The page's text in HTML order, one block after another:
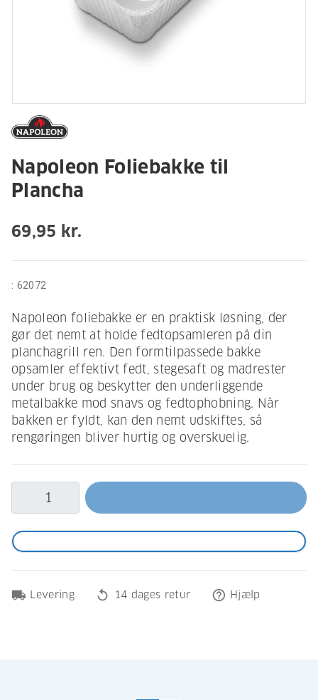
Napoleon Foliebakke til
Plancha
69,95 kr.
: 62072
Napoleon foliebakke er en praktisk løsning, der
gør det nemt at holde fedtopsamleren på din
planchagrill ren. Den formtilpassede bakke
opsamler effektivt fedt, stegesaft og madrester
under brug og beskytter den underliggende
metalbakke mod snavs og fedtophobning. Når
bakken er fyldt, kan den nemt udskiftes, så
rengøringen bliver hurtig og overskuelig.
local_shipping Levering replay 14 dages retur help_outline Hjælp